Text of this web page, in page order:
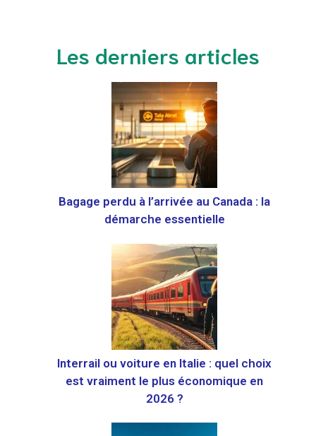
Les derniers articles
Bagage perdu à l’arrivée au Canada : la
démarche essentielle
Interrail ou voiture en Italie : quel choix
est vraiment le plus économique en
2026 ?